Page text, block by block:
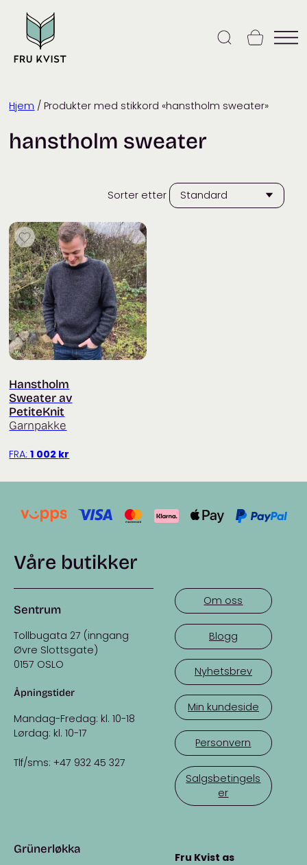
content
Hjem / Produkter med stikkord «hanstholm sweater»
hanstholm sweater
Sorter etter
Hanstholm
Sweater av
PetiteKnit
Garnpakke
FRA:1 002 kr
Våre butikker
Sentrum
Tollbugata 27 (inngang
Øvre Slottsgate)
0157 OSLO
Åpningstider
Mandag-Fredag: kl. 10-18
Lørdag: kl. 10-17
Tlf/sms: +47 932 45 327
Grünerløkka
Om oss
Blogg
Nyhetsbrev
Min kundeside
Personvern
Salgsbetingels
er
Fru Kvist as